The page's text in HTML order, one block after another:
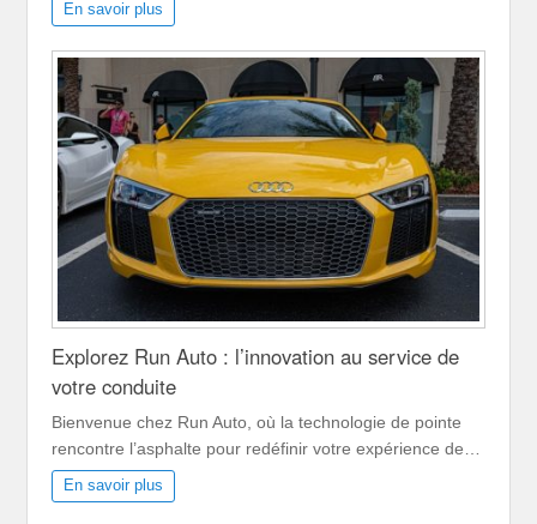
En savoir plus
Explorez Run Auto : l’innovation au service de
votre conduite
Bienvenue chez Run Auto, où la technologie de pointe
rencontre l’asphalte pour redéfinir votre expérience de…
En savoir plus